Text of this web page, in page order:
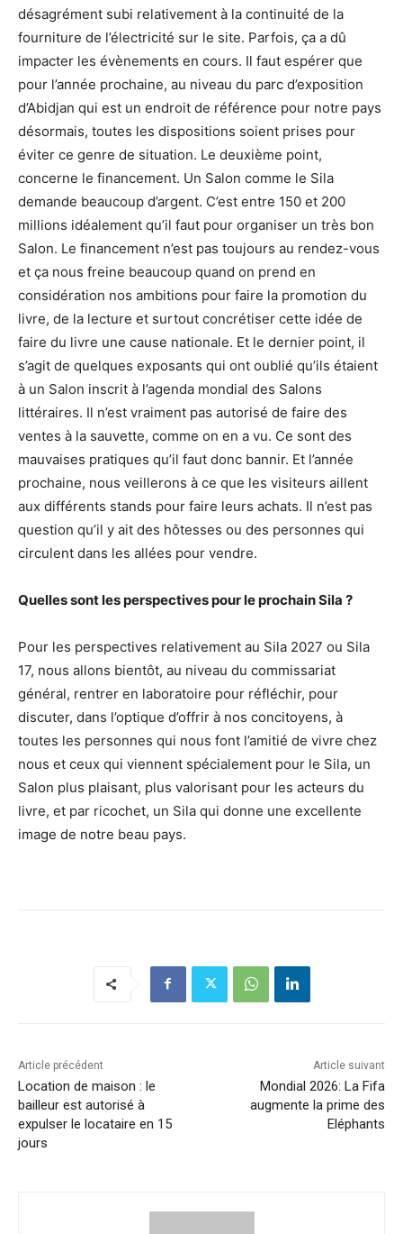
désagrément subi relativement à la continuité de la
fourniture de l’électricité sur le site. Parfois, ça a dû
impacter les évènements en cours. Il faut espérer que
pour l’année prochaine, au niveau du parc d’exposition
d’Abidjan qui est un endroit de référence pour notre pays
désormais, toutes les dispositions soient prises pour
éviter ce genre de situation. Le deuxième point,
concerne le financement. Un Salon comme le Sila
demande beaucoup d’argent. C’est entre 150 et 200
millions idéalement qu’il faut pour organiser un très bon
Salon. Le financement n’est pas toujours au rendez-vous
et ça nous freine beaucoup quand on prend en
considération nos ambitions pour faire la promotion du
livre, de la lecture et surtout concrétiser cette idée de
faire du livre une cause nationale. Et le dernier point, il
s’agit de quelques exposants qui ont oublié qu’ils étaient
à un Salon inscrit à l’agenda mondial des Salons
littéraires. Il n’est vraiment pas autorisé de faire des
ventes à la sauvette, comme on en a vu. Ce sont des
mauvaises pratiques qu’il faut donc bannir. Et l’année
prochaine, nous veillerons à ce que les visiteurs aillent
aux différents stands pour faire leurs achats. Il n’est pas
question qu’il y ait des hôtesses ou des personnes qui
circulent dans les allées pour vendre.
Quelles sont les perspectives pour le prochain Sila ?
Pour les perspectives relativement au Sila 2027 ou Sila
17, nous allons bientôt, au niveau du commissariat
général, rentrer en laboratoire pour réfléchir, pour
discuter, dans l’optique d’offrir à nos concitoyens, à
toutes les personnes qui nous font l’amitié de vivre chez
nous et ceux qui viennent spécialement pour le Sila, un
Salon plus plaisant, plus valorisant pour les acteurs du
livre, et par ricochet, un Sila qui donne une excellente
image de notre beau pays.
Article précédent
Location de maison : le
bailleur est autorisé à
expulser le locataire en 15
jours
Article suivant
Mondial 2026: La Fifa
augmente la prime des
Eléphants